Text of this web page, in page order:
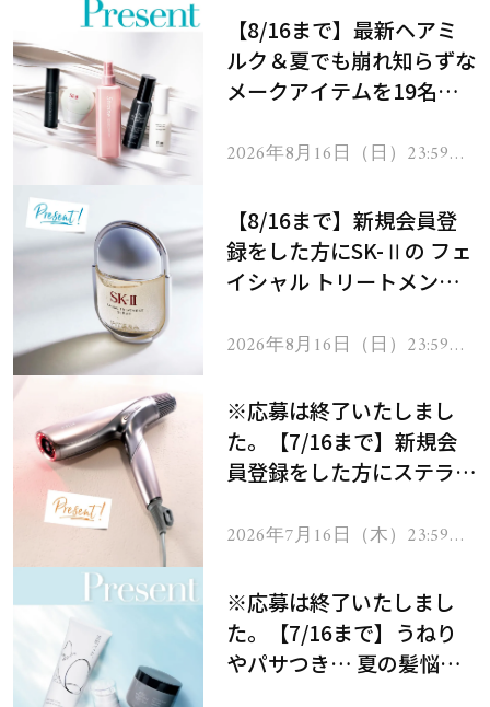
【8/16まで】最新ヘアミ
ルク＆夏でも崩れ知らずな
メークアイテムを19名様
2026年8月16日（日）23:59ま
【8/16まで】新規会員登
録をした方にSK-Ⅱの フェ
イシャル トリートメント
2026年8月16日（日）23:59ま
※応募は終了いたしまし
た。【7/16まで】新規会
員登録をした方にステラボ
ヘアドライヤー ジュエル
2026年7月16日（木）23:59ま
※応募は終了いたしまし
た。【7/16まで】うねり
やパサつき… 夏の髪悩み